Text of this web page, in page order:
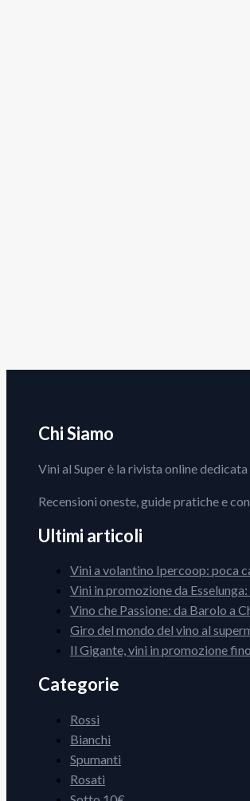
Chi Siamo
Vini al Super è la rivista online
Recensioni oneste, guide pratiche e
Ultimi articoli
Vini a volantino Ipercoop: poca
Vini in promozione da
Vino che Passione: da Barolo a
Giro del mondo del vino al
Il Gigante, vini in promozione
Categorie
Rossi
Bianchi
Spumanti
Rosati